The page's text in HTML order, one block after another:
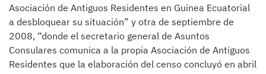
Asociación de Antiguos Residentes en Guinea Ecuatorial
a desbloquear su situación” y otra de septiembre de
2008, “donde el secretario general de Asuntos
Consulares comunica a la propia Asociación de Antiguos
Residentes que la elaboración del censo concluyó en abril